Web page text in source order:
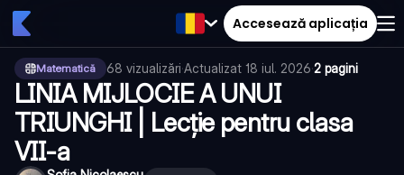
Accesează aplicația
Matematică 68 vizualizări·Actualizat 18 iul. 2026·2 pagini
LINIA MIJLOCIE A UNUI
TRIUNGHI | Lecție pentru clasa
VII-a